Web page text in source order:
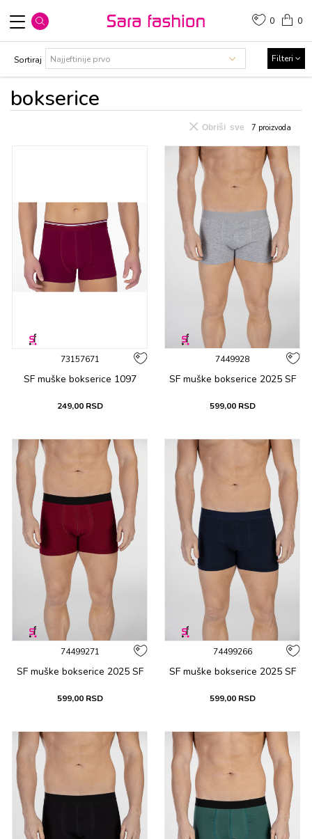
0
0
bоksеricе
Sortiraj Filteri
7 proizvoda
Obriši sve
73157671
SF muške bоksеricе 1097
249,00 RSD
7449928
SF muške bоksеricе 2025 SF
599,00 RSD
74499271
SF muške bоksеricе 2025 SF
599,00 RSD
74499266
SF muške bоksеricе 2025 SF
599,00 RSD